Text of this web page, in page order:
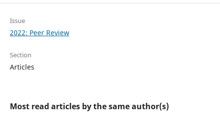
Issue
2022: Peer Review
Section
Articles
Most read articles by the same author(s)